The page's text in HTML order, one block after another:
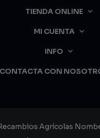
TIENDA ONLINE
MI CUENTA
INFO
CONTACTA CON
Agrícolas